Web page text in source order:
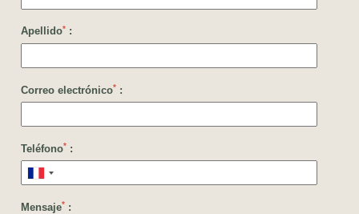
Apellido* :
Correo electrónico* :
Teléfono* :
Mensaje* :